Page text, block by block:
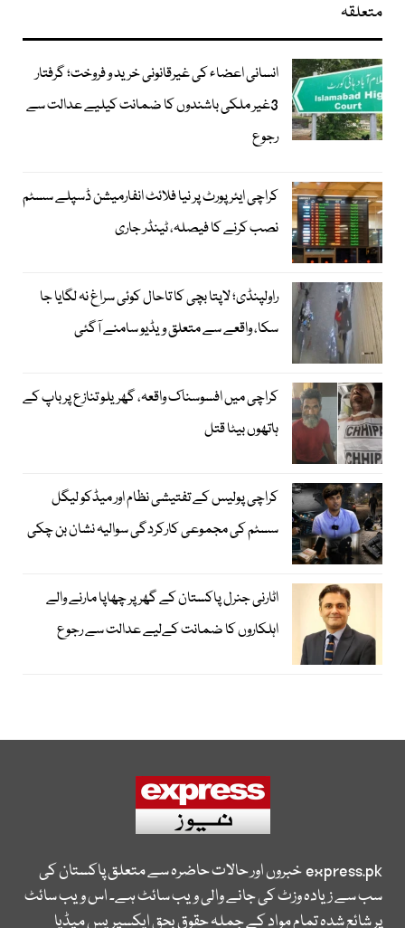
متعلقہ
انسانی اعضاء کی غیرقانونی خرید و فروخت؛ گرفتار
3غیر ملکی باشندوں کا ضمانت کیلیے عدالت سے
رجوع
کراچی ایئرپورٹ پر نیا فلائٹ انفارمیشن ڈسپلے سسٹم
نصب کرنے کا فیصلہ، ٹینڈر جاری
راولپنڈی؛ لاپتا بچی کا تاحال کوئی سراغ نہ لگایا جا
سکا، واقعے سے متعلق ویڈیو سامنے آگئی
کراچی میں افسوسناک واقعہ، گھریلو تنازع پر باپ کے
ہاتھوں بیٹا قتل
کراچی پولیس کے تفتیشی نظام اور میڈکو لیگل
سسٹم کی مجموعی کارکردگی سوالیہ نشان بن چکی
اٹارنی جنرل پاکستان کے گھر پر چھاپا مارنے والے
اہلکاروں کا ضمانت کےلیے عدالت سے رجوع
express.pkخبروں اور حالات حاضرہ سے متعلق پاکستان کی
سب سے زیادہ وزٹ کی جانے والی ویب سائٹ ہے۔ اس ویب سائٹ
پر شائع شدہ تمام مواد کے جملہ حقوق بحق ایکسپریس میڈیا